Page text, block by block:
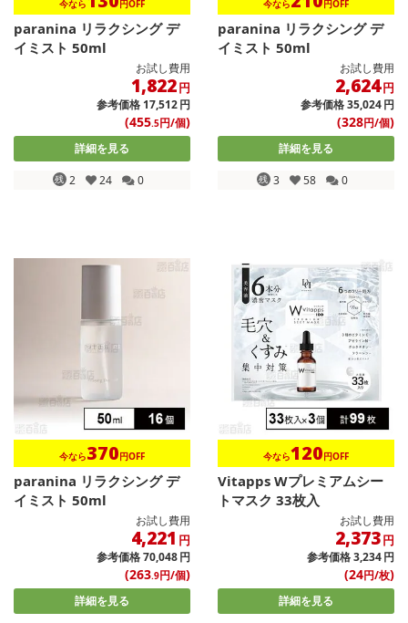
今なら 円OFF
paranina リラクシング デ
イミスト 50ml
お試し費用
1,822円
参考価格17,512円
(455.5円/個)
詳細を見る
残 2 24 0
今なら 円OFF
paranina リラクシング デ
イミスト 50ml
お試し費用
2,624円
参考価格35,024円
(328円/個)
詳細を見る
残 3 58 0
今なら370円OFF
paranina リラクシング デ
イミスト 50ml
お試し費用
4,221 円
参考価格70,048円
(263.9円/個)
詳細を見る
今なら120円OFF
Vitapps Wプレミアムシー
トマスク 33枚入
お試し費用
2,373円
参考価格3,234円
(24円/枚)
詳細を見る